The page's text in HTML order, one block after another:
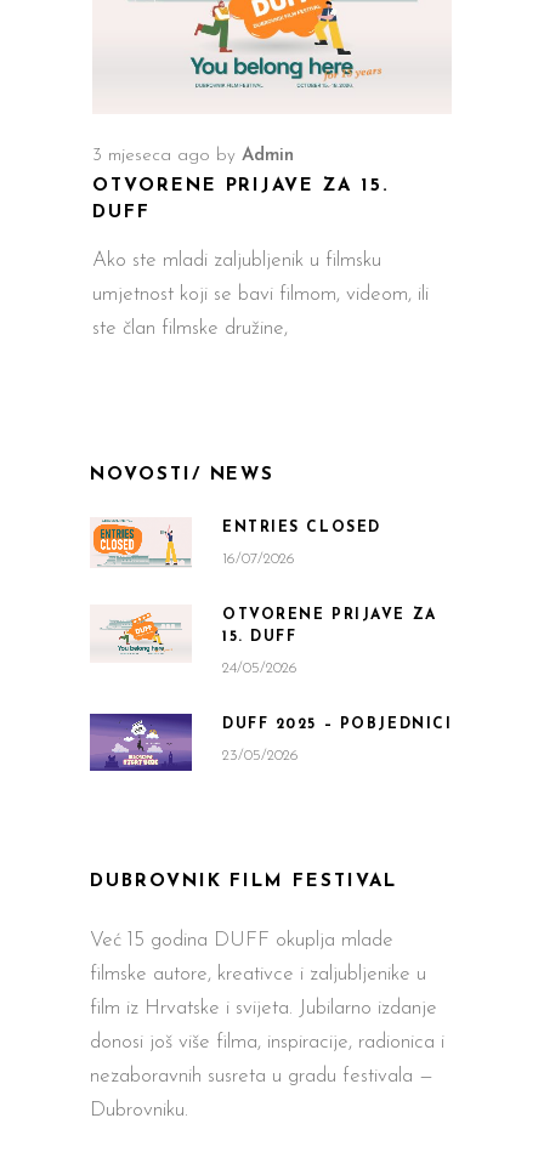
3 mjeseca ago by Admin
OTVORENE PRIJAVE ZA 15.
DUFF
Ako ste mladi zaljubljenik u filmsku
umjetnost koji se bavi filmom, videom, ili
ste član filmske družine,
NOVOSTI/ NEWS
ENTRIES CLOSED
16/07/2026
OTVORENE PRIJAVE ZA
15. DUFF
24/05/2026
DUFF 2025 – POBJEDNICI
23/05/2026
DUBROVNIK FILM FESTIVAL
Već 15 godina DUFF okuplja mlade
filmske autore, kreativce i zaljubljenike u
film iz Hrvatske i svijeta. Jubilarno izdanje
donosi još više filma, inspiracije, radionica i
nezaboravnih susreta u gradu festivala —
Dubrovniku.